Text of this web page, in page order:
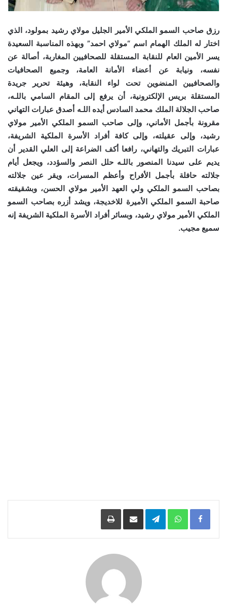
رزق صاحب السمو الملكي الأمير الجليل مولاي رشيد بمولود، الذي
اختار له الملك الهمام اسم “مولاي احمد” وبهذه المناسبة السعيدة
يسر الأمين العام للنقابة المستقلة للصحافيين المغاربة، أصالة عن
نفسه، ونيابة عن أعضاء الأمانة العامة، وجميع الصحافيات
والصحافيين المنضوين تحت لواء النقابة، وهيئة تحرير جريدة
المستقلة بريس الإلكترونية، أن يرفع إلى المقام السامي باللـه،
صاحب الجلالة الملك محمد السادس أيده اللـه أصدق عبارات التهاني
مقرونة بأجمل الأماني، وإلى صاحب السمو الملكي الأمير مولاي
رشيد، وإلى عقيلته، وإلى كافة أفراد الأسرة الملكية الشريفة،
عبارات التبريك والتهاني، رافعا أكف الضراعة إلى العلي القدير أن
يديم على سيدنا المنصور باللـه حلل النصر والسؤدد، ويجعل أيام
جلالته حافلة بأجمل الأفراح وأعظم المسرات، ويقر عين جلالته
بصاحب السمو الملكي ولي العهد الأمير مولاي الحسن، وبشقيقته
صاحبة السمو الملكي الأميرة للاخديجة، ويشد أزره بصاحب السمو
الملكي الأمير مولاي رشيد، وبسائر أفراد الأسرة الملكية الشريفة إنه
سميع مجيب.
Facebook
WhatsApp
Telegramمشاركة عبر البريد طباعة